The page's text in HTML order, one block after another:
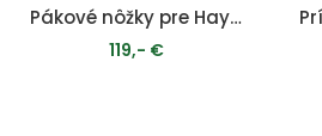
Pákové nôžky pre Hayauchi
119,- €